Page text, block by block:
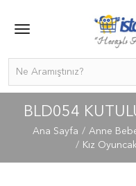
BLD054
Ana Sayfa Anne
Kız